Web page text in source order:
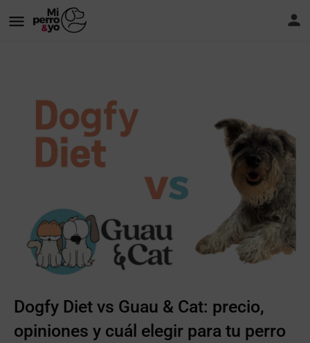
Dogfy Diet vs Guau & Cat: precio,
opiniones y cuál elegir para tu perro